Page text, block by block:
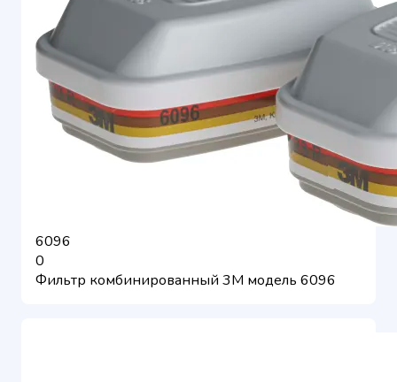
6096
0
Фильтр комбинированный 3М модель 6096